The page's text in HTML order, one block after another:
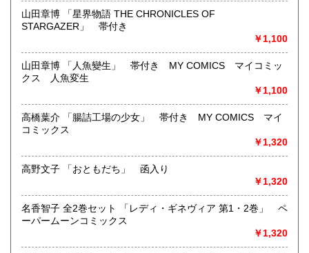
書籍の買取について
メール web@bookdash.net または専用ページでお問い合
わせください。
お電話 03-3219-5991でも受け付けております。
お取引内容は、ご依頼されたあとの返信メールに、さらに詳
しく説明した文章をお付けしております。ご安心ください。
趣味、サブカルチャー、古書一般（その他）
女優・アイドル・グラビア・アダルトや映画・マンガ等
山田章博 「星界物語 THE CHRONICLES OF
STARGAZER」 帯付き
￥1,100
山田章博 「人魚變生」 帯付き MY COMICS マイコミッ
クス 人魚変生
￥1,100
高橋葉介 「腸詰工場の少女」 帯付き MY COMICS マイ
コミックス
￥1,320
高野文子 「おともだち」 函入り
￥1,320
名香智子 全2巻セット 「レディ・ギネヴィア 第1・2巻」 ペ
ーパームーンコミックス
￥1,320